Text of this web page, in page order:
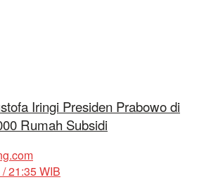
Iringi Presiden Prabowo di
Rumah Subsidi
21:35 WIB